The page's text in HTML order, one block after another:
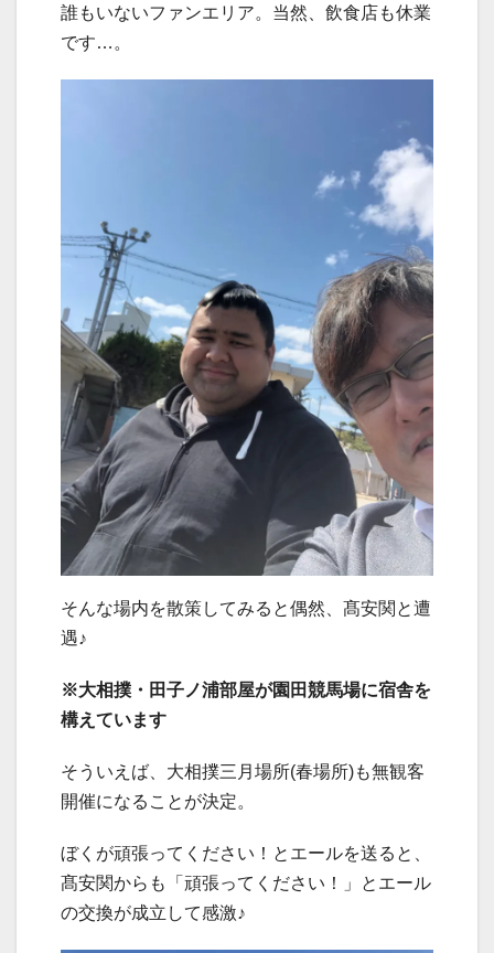
誰もいないファンエリア。当然、飲食店も休業
です…。
そんな場内を散策してみると偶然、髙安関と遭
遇♪
※大相撲・田子ノ浦部屋が園田競馬場に宿舎を
構えています
そういえば、大相撲三月場所(春場所)も無観客
開催になることが決定。
ぼくが頑張ってください！とエールを送ると、
髙安関からも「頑張ってください！」とエール
の交換が成立して感激♪